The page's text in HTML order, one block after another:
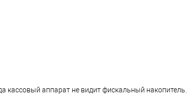
кассовый аппарат не видит фискальный накопитель.